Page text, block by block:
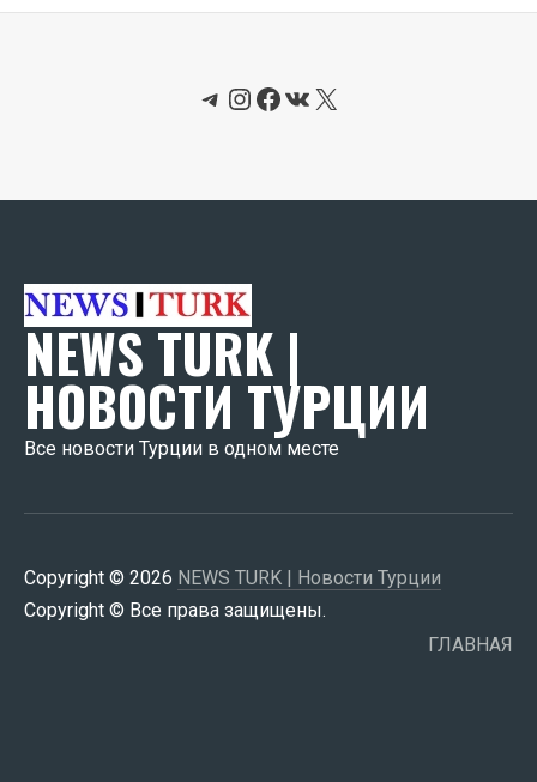
Telegram
Instagram
Facebook
ВКонтакте
X
NEWS TURK |
НОВОСТИ ТУРЦИИ
Все новости Турции в одном месте
Copyright © 2026 NEWS TURK | Новости Турции
Copyright © Все права защищены.
ГЛАВНАЯ